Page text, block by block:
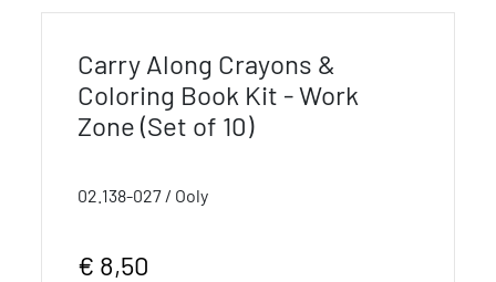
Carry Along Crayons &
Coloring Book Kit - Work
Zone (Set of 10)
02.138-027 / Ooly
€ 8,50